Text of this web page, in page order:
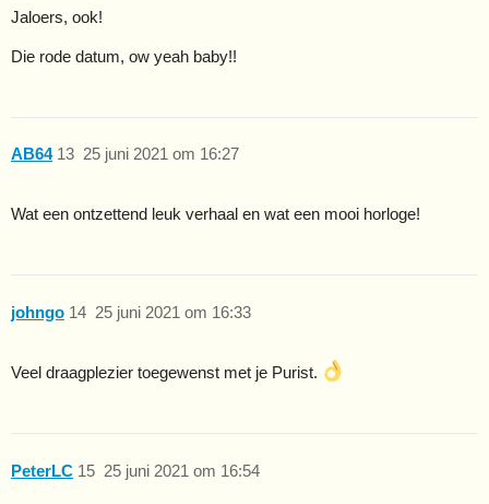
Jaloers, ook!
Die rode datum, ow yeah baby!!
AB64 25 juni 2021 om 16:27
13
Wat een ontzettend leuk verhaal en wat een mooi horloge!
johngo 25 juni 2021 om 16:33
14
Veel draagplezier toegewenst met je Purist.
PeterLC 25 juni 2021 om 16:54
15